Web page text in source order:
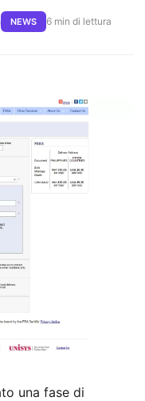
NEWS 6 min di lettura
una fase di